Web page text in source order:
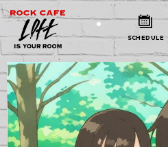
SCHEDULE